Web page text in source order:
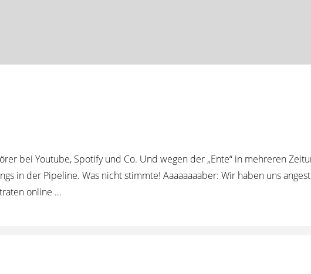
bei Youtube, Spotify und Co. Und wegen der „Ente“ in mehreren
in der Pipeline. Was nicht stimmte! Aaaaaaaaber: Wir haben uns
online …